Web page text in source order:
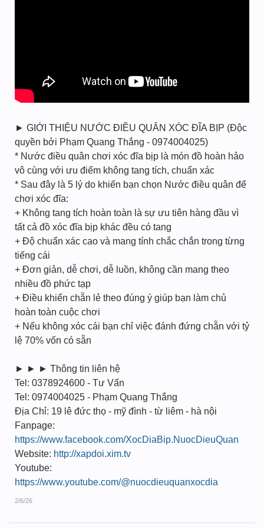
► GIỚI THIỆU NƯỚC ĐIỀU QUÂN XÓC ĐĨA BỊP (Độc
quyền bởi Phạm Quang Thắng - 0974004025)
* Nước điều quân chơi xóc đĩa bịp là món đồ hoàn hảo
vô cùng với ưu điểm không tang tích, chuẩn xác
* Sau đây là 5 lý do khiến bạn chọn Nước điều quân để
chơi xóc đĩa:
+ Không tang tích hoàn toàn là sự ưu tiên hàng đầu vì
tất cả đồ xóc đĩa bịp khác đều có tang
+ Độ chuẩn xác cao và mang tính chắc chắn trong từng
tiếng cái
+ Đơn giản, dễ chơi, dễ luồn, không cần mang theo
nhiều đồ phức tạp
+ Điều khiển chẵn lẻ theo đúng ý giúp bạn làm chủ
hoàn toàn cuộc chơi
+ Nếu không xóc cái bạn chỉ việc đánh đứng chẵn với tỷ
lệ 70% vốn có sẵn
► ► ► Thông tin liên hệ
Tel: 0378924600 - Tư Vấn
Tel: 0974004025 - Phạm Quang Thắng
Địa Chỉ: 19 lê đức thọ - mỹ đình - từ liêm - hà nội
Fanpage:
https://www.facebook.com/XocDiaBip.NuocDieuQuan
Website: http://xapdoi.xim.tv
Youtube:
https://www.youtube.com/@nuocdieuquanxocdia
2/6/26